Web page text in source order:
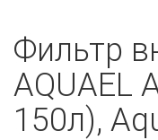
Фильтр
AQUAEL
150л),